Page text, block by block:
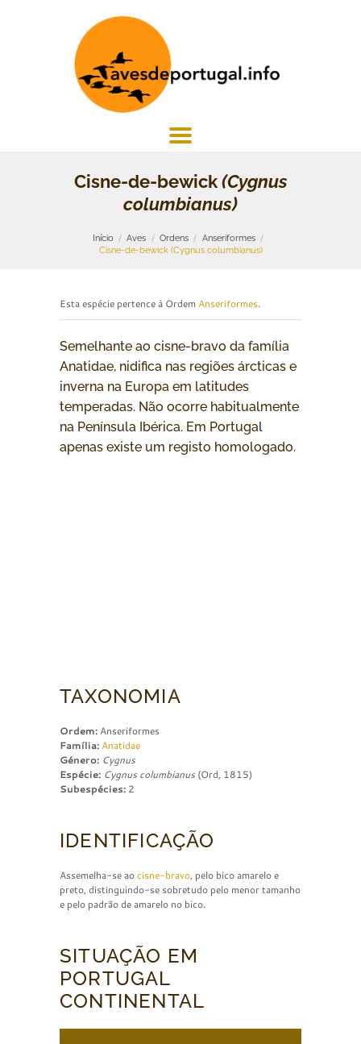
Cisne-de-bewick(Cygnus
columbianus)
Início Aves Ordens
Anseriformes
Cisne-de-bewick (Cygnus columbianus)
Esta espécie pertence à Ordem Anseriformes.
Semelhante ao cisne-bravo da família
Anatidae, nidifica nas regiões árcticas e
inverna na Europa em latitudes
temperadas. Não ocorre habitualmente
na Península Ibérica. Em Portugal
apenas existe um registo homologado.
TAXONOMIA
Ordem: Anseriformes
Família: Anatidae
Género: Cygnus
Espécie: Cygnus columbianus(Ord, 1815)
Subespécies: 2
IDENTIFICAÇÃO
Assemelha-se aocisne-bravo, pelo bico amarelo e
preto, distinguindo-se sobretudo pelo menor tamanho
e pelo padrão de amarelo no bico.
SITUAÇÃO EM
PORTUGAL
CONTINENTAL